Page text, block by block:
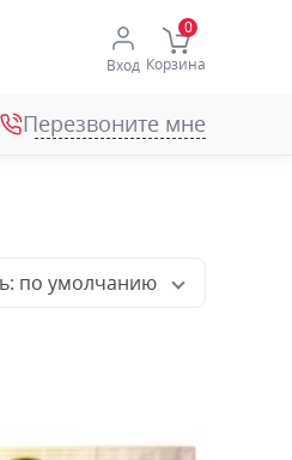
Вход Корзина
Перезвоните мне
по умолчанию